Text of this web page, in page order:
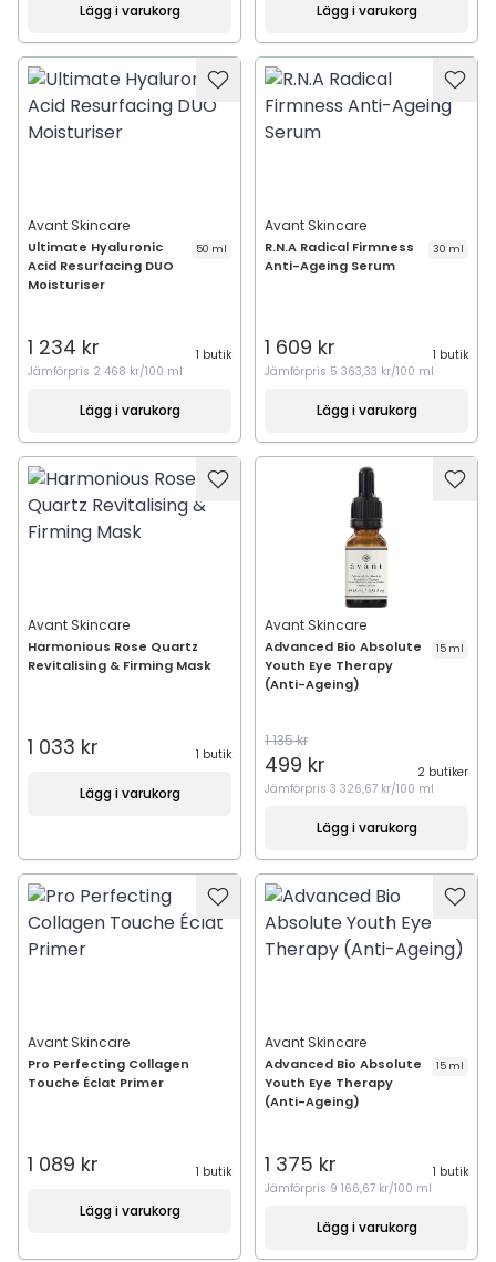
Lägg i varukorg Lägg i varukorg
Avant Skincare
Ultimate Hyaluronic
Acid Resurfacing DUO
Moisturiser
50 ml
1 234 kr
1 butik
Jämförpris 2 468 kr/100 ml
Lägg i varukorg
Avant Skincare
R.N.A Radical Firmness
Anti-Ageing Serum
30 ml
1 609 kr
1 butik
Jämförpris 5 363,33 kr/100 ml
Lägg i varukorg
Avant Skincare
Harmonious Rose Quartz
Revitalising & Firming Mask
1 033 kr 1 butik
Lägg i varukorg
Avant Skincare
Advanced Bio Absolute
Youth Eye Therapy
(Anti-Ageing)
15 ml
1 135 kr
499 kr
2 butiker
Jämförpris 3 326,67 kr/100 ml
Lägg i varukorg
Avant Skincare
Pro Perfecting Collagen
Touche Éclat Primer
1 089 kr 1 butik
Lägg i varukorg
Avant Skincare
Advanced Bio Absolute
Youth Eye Therapy
(Anti-Ageing)
15 ml
1 375 kr
1 butik
Jämförpris 9 166,67 kr/100 ml
Lägg i varukorg